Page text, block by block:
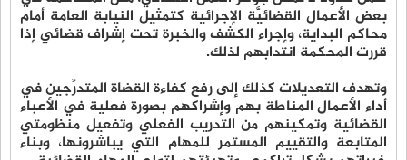
بعض الأعمال القضائيَّة الإجرائية كتمثيل النيابة العامة أمام
محاكم البداية، وإجراء الكشف والخبرة تحت إشراف قضائي إذا
قررت المحكمة انتدابهم لذلك.
وتهدف التعديلات كذلك إلى رفع كفاءة القضاة المتدرِّجين في
أداء الأعمال المناطة بهم وإشراكهم بصورة فعلية في الأعباء
القضائية وتمكينهم من التدريب الفعلي وتفعيل منظومتي
المتابعة والتقييم المستمر للمهام التي يباشرونها، وبناء